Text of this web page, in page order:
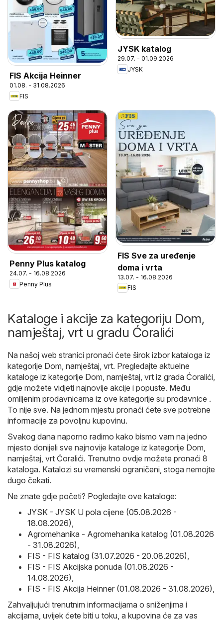
FIS Akcija Heinner
01.08. - 31.08.2026
FIS
JYSK katalog
29.07. - 01.09.2026
JYSK
Penny Plus katalog
24.07. - 16.08.2026
Penny Plus
FIS Sve za uređenje
doma i vrta
13.07. - 16.08.2026
FIS
Kataloge i akcije za kategoriju Dom,
namještaj, vrt u gradu Ćoralići
Na našoj web stranici pronaći ćete širok izbor kataloga iz
kategorije Dom, namještaj, vrt. Pregledajte aktuelne
kataloge iz kategorije Dom, namještaj, vrt iz grada Ćoralići,
gdje možete vidjeti najnovije akcije i popuste. Među
omiljenim prodavnicama iz ove kategorije su prodavnice .
To nije sve. Na jednom mjestu pronaći ćete sve potrebne
informacije za povoljnu kupovinu.
Svakog dana naporno radimo kako bismo vam na jedno
mjesto donijeli sve najnovije kataloge iz kategorije Dom,
namještaj, vrt Ćoralići. Trenutno ovdje možete pronaći 8
kataloga. Katalozi su vremenski ograničeni, stoga nemojte
dugo čekati.
Ne znate gdje početi? Pogledajte ove kataloge:
JYSK - JYSK U pola cijene (05.08.2026 -
18.08.2026)
Agromehanika - Agromehanika katalog (01.08.2026
- 31.08.2026)
FIS - FIS katalog (31.07.2026 - 20.08.2026)
FIS - FIS Akcijska ponuda (01.08.2026 -
14.08.2026)
FIS - FIS Akcija Heinner (01.08.2026 - 31.08.2026)
Zahvaljujući trenutnim informacijama o sniženjima i
akcijama, uvijek ćete biti u toku, a kupovina će za vas